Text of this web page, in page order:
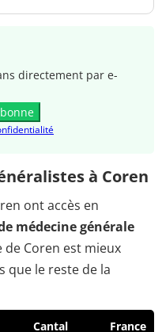
directement par e-
à Coren
ont accès en
médecine générale
de Coren est mieux
que le reste de la
Cantal France